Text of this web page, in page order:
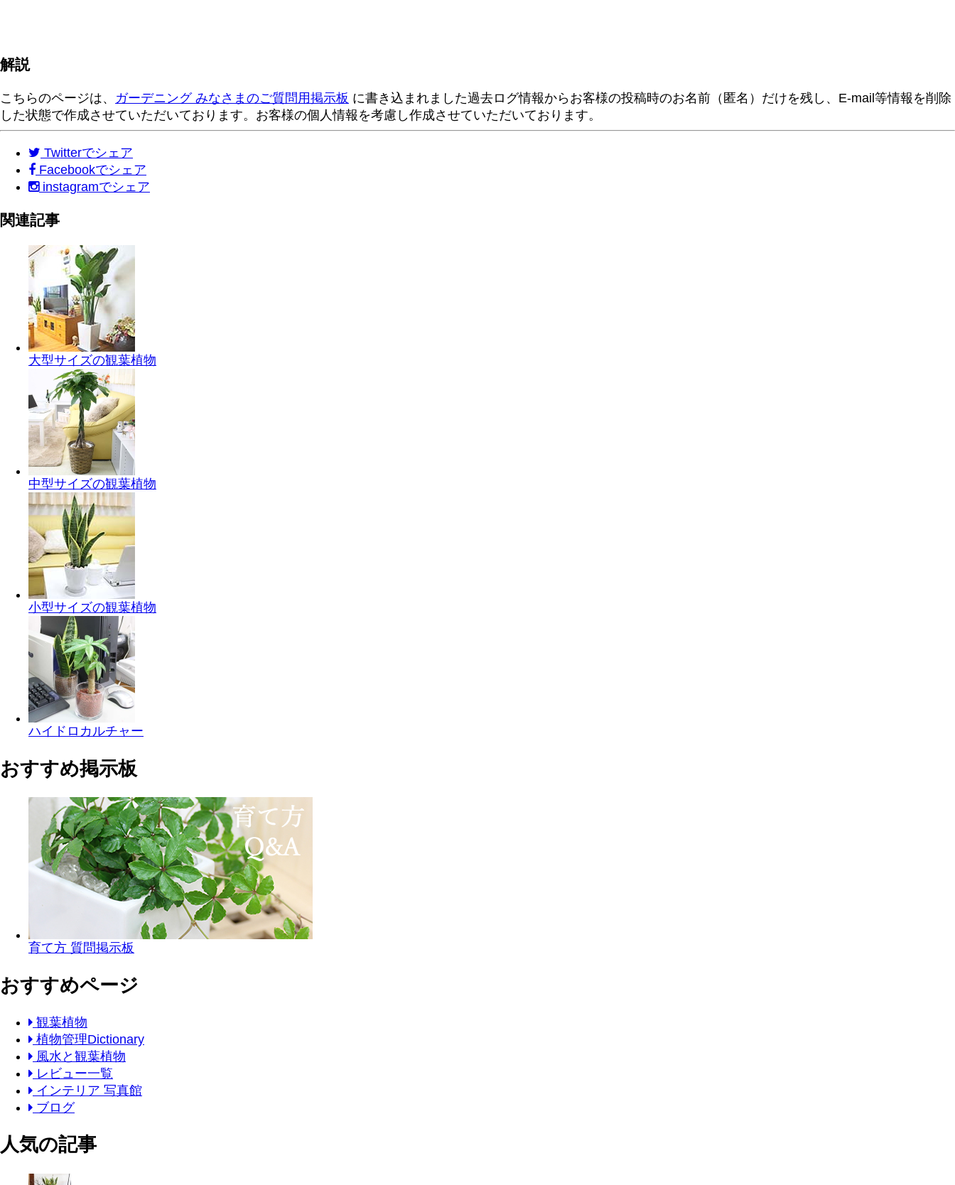
解説
こちらのページは、 ガーデニング みなさまのご質問用掲示板 に書き込まれました過去ログ情報からお客様の投稿時のお名前（匿名）だけを残し、E-mail等情報を削除
した状態で作成させていただいております。お客様の個人情報を考慮し作成させていただいております。
Twitterでシェア
Facebookでシェア
instagramでシェア
関連記事
大型サイズの観葉植物
中型サイズの観葉植物
小型サイズの観葉植物
ハイドロカルチャー
おすすめ掲示板
育て方 質問掲示板
おすすめページ
観葉植物
植物管理Dictionary
風水と観葉植物
レビュー一覧
インテリア 写真館
ブログ
人気の記事